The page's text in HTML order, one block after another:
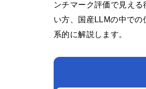
ンチマーク評価で見え
い方、国産LLMの中で
系的に解説します。